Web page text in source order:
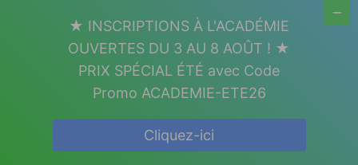
★ INSCRIPTIONS À L'ACADÉMIE
OUVERTES DU 3 AU 8 AOÛT ! ★
PRIX SPÉCIAL ÉTÉ avec Code
Promo ACADEMIE-ETE26
Cliquez-ici